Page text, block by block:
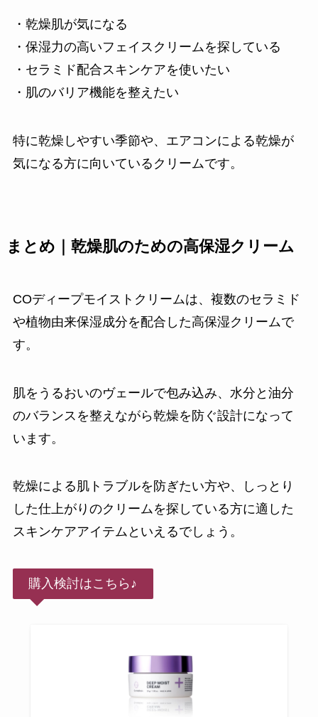
・乾燥肌が気になる
・保湿力の高いフェイスクリームを探している
・セラミド配合スキンケアを使いたい
・肌のバリア機能を整えたい
特に乾燥しやすい季節や、エアコンによる乾燥が
気になる方に向いているクリームです。
まとめ｜乾燥肌のための高保湿クリーム
COディープモイストクリームは、複数のセラミド
や植物由来保湿成分を配合した高保湿クリームで
す。
肌をうるおいのヴェールで包み込み、水分と油分
のバランスを整えながら乾燥を防ぐ設計になって
います。
乾燥による肌トラブルを防ぎたい方や、しっとり
した仕上がりのクリームを探している方に適した
スキンケアアイテムといえるでしょう。
購入検討はこちら♪